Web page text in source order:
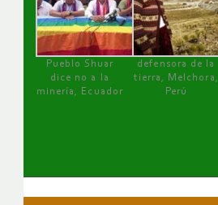
Pueblo Shuar
dice no a la
minería, Ecuador
defensora de la
tierra, Melchora,
Perú